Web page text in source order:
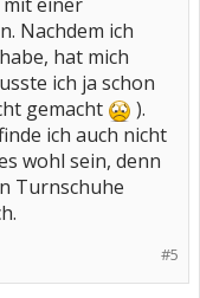
Nachdem ich
hat mich
ich ja schon
gemacht
).
ich auch nicht
wohl sein, denn
Turnschuhe
#5